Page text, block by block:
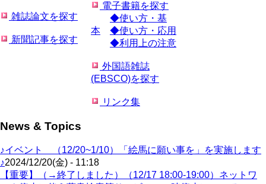
雑誌論文を探す
新聞記事を探す
電子書籍を探す
◆使い方・基
本
◆使い方・応用
◆利用上の注意
外国語雑誌
(EBSCO)を探す
リンク集
News & Topics
♪イベント （12/20~1/10）「絵馬に願い事を」を実施します
♪2024/12/20(金) - 11:18
【重要】（→終了しました）（12/17 18:00-19:00）ネットワ